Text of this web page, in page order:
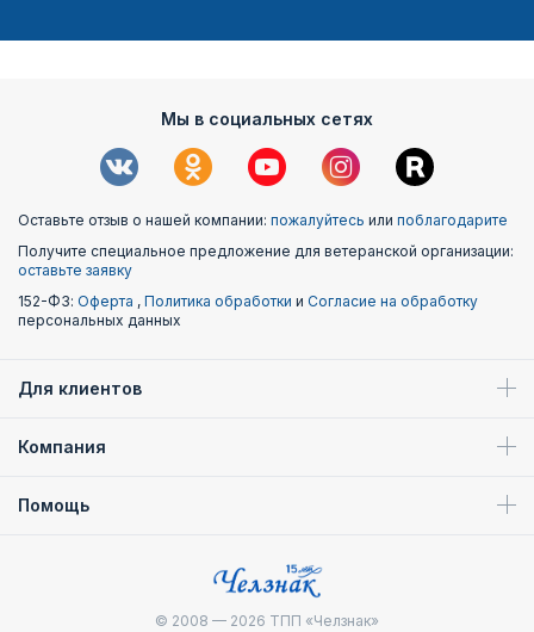
Мы в социальных сетях
Оставьте отзыв о нашей компании: пожалуйтесь или поблагодарите
Получите специальное предложение для ветеранской организации:
оставьте заявку
152-ФЗ: Оферта , Политика обработки и Согласие на обработку
персональных данных
Для клиентов
Компания
Помощь
© 2008 — 2026 ТПП «Челзнак»